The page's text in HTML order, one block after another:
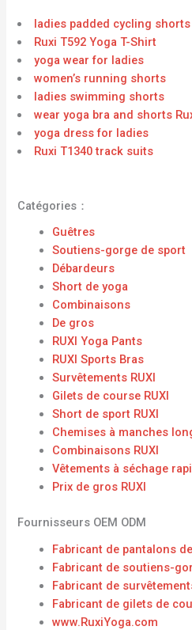
ladies padded cycling shorts
Ruxi T592 Yoga T-Shirt
yoga wear for ladies
women’s running shorts
ladies swimming shorts
wear yoga bra and shorts
yoga dress for ladies
Ruxi T1340 track suits
Catégories：
Guêtres
Soutiens-gorge de sport
Débardeurs
Short de yoga
Combinaisons
De gros
RUXI Yoga Pants
RUXI Sports Bras
Survêtements RUXI
Gilets de course RUXI
Short de sport RUXI
Chemises à manches
Combinaisons RUXI
Vêtements à séchage
Prix ​​de gros RUXI
Fournisseurs OEM ODM
Fabricant de pantalons
Fabricant de soutiens-
Fabricant de
Fabricant de gilets de
www.RuxiYoga.com